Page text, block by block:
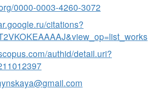
0000-0003-4260-3072
gle.ru/citations?
om/authid/detail.uri?
@gmail.com